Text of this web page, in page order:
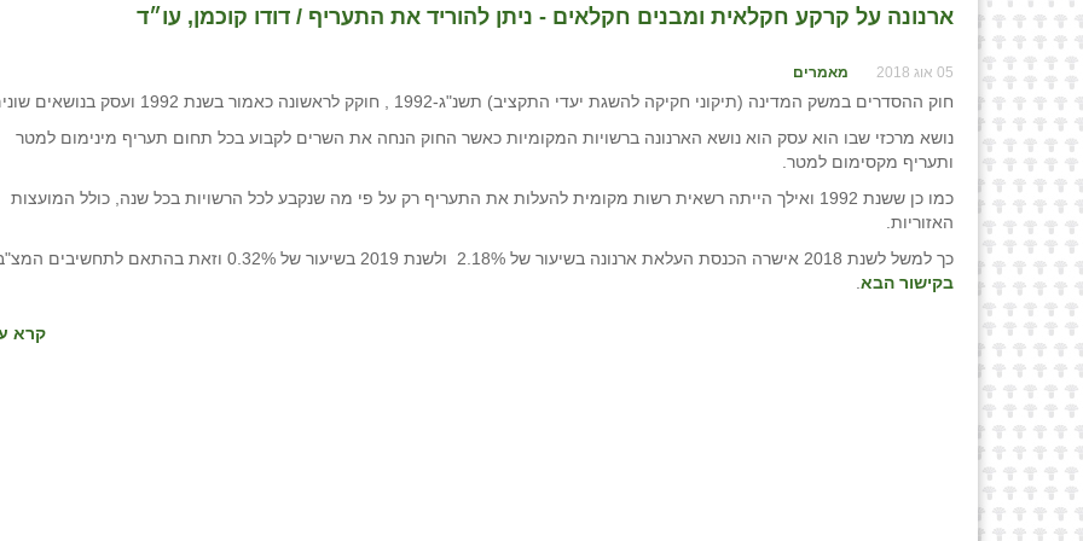
ארנונה על קרקע חקלאית ומבנים חקלאים - ניתן להוריד את התעריף / דודו קוכמן, עו״ד
05 אוג 2018 מאמרים
חוק ההסדרים במשק המדינה (תיקוני חקיקה להשגת יעדי התקציב) תשנ"ג-1992 , חוקק לראשונה כאמור בשנת 1992 ועסק בנושאים שונים.
נושא מרכזי שבו הוא עסק הוא נושא הארנונה ברשויות המקומיות כאשר החוק הנחה את השרים לקבוע בכל תחום תעריף מינימום למטר
ותעריף מקסימום למטר.
כמו כן ששנת 1992 ואילך הייתה רשאית רשות מקומית להעלות את התעריף רק על פי מה שנקבע לכל הרשויות בכל שנה, כולל המועצות
האזוריות.
כך למשל לשנת 2018 אישרה הכנסת העלאת ארנונה בשיעור של 2.18% ולשנת 2019 בשיעור של 0.32% וזאת בהתאם לתחשיבים המצ"ב
בקישור הבא
קרא